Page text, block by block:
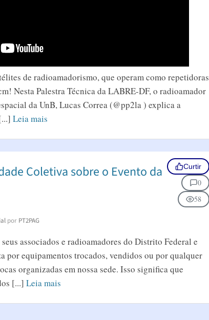
de radioamadorismo, que operam como repetidoras
Nesta Palestra Técnica da LABRE-DF, o radioamador
da UnB, Lucas Correa (‪@pp2la‬ ) explica a
Leia mais
Coletiva sobre o Evento da
Curtir
0
58
por PT2PAG
associados e radioamadores do Distrito Federal e
por equipamentos trocados, vendidos ou por qualquer
organizadas em nossa sede. Isso significa que
[...] Leia mais